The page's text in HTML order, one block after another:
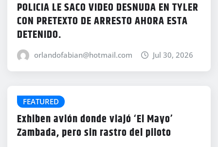
POLICIA LE SACO VIDEO DESNUDA EN TYLER
CON PRETEXTO DE ARRESTO AHORA ESTA
DETENIDO.
orlandofabian@hotmail.com Jul 30, 2026
FEATURED
Exhiben avión donde viajó ‘El Mayo’
Zambada, pero sin rastro del piloto